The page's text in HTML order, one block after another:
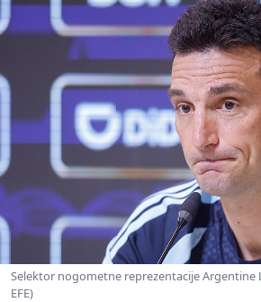
Selektor nogometne reprezentacije Argentine
EFE)